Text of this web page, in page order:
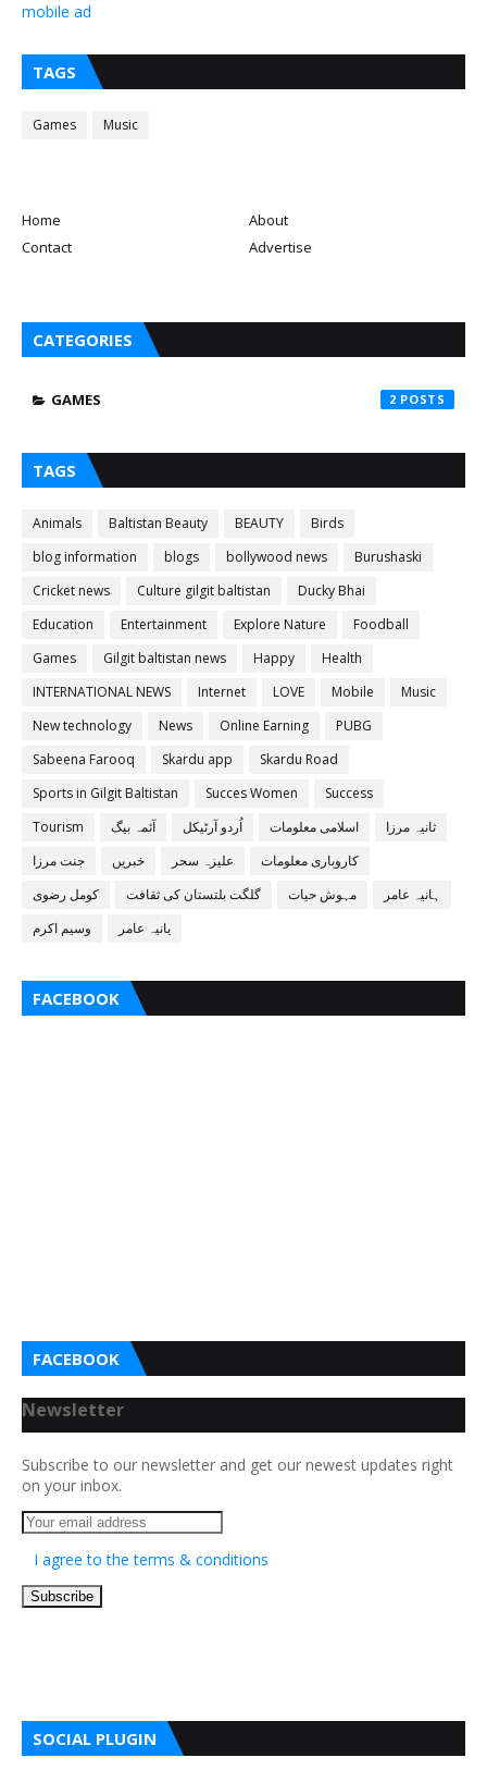
mobile ad
TAGS
Games Music
Home
About
Contact
Advertise
CATEGORIES
GAMES 2
TAGS
Animals Baltistan Beauty BEAUTY
Birds
blog information
blogs bollywood news
Burushaski
Cricket news
Culture gilgit baltistan
Ducky Bhai
Education
Entertainment Explore Nature
Foodball
Games
Gilgit baltistan news Happy
Health
INTERNATIONAL NEWS
Internet LOVE Mobile
Music
New technology
News Online Earning
PUBG
Sabeena Farooq
Skardu app
Skardu Road
Sports in Gilgit Baltistan
Succes Women
Success
Tourism
آئمہ بیگ اُردو آرٹیکل اسلامی معلومات
ثانیہ مرزا
جنت مرزا
خبریں علیزہ سحر
کاروباری معلومات
کومل رضوی
گلگت بلتستان کی ثقافت مہوش حیات
ہانیہ عامر
وسیم اکرم
یانیہ عامر
FACEBOOK
FACEBOOK
Newsletter
Subscribe to our newsletter and get our newest updates right
on your inbox.
I agree to the terms & conditions
SOCIAL PLUGIN